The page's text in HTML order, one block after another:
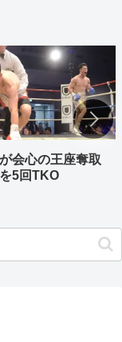
会心の王座奪取
5回TKO